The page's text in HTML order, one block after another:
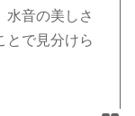
水音の美しさ
とで見分けら